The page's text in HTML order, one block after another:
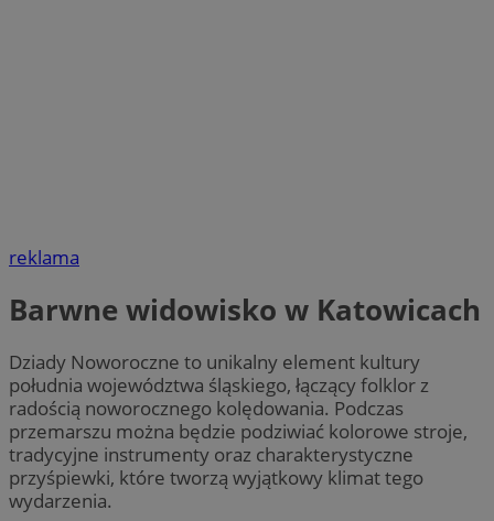
reklama
Barwne widowisko w Katowicach
Dziady Noworoczne to unikalny element kultury
południa województwa śląskiego, łączący folklor z
radością noworocznego kolędowania. Podczas
przemarszu można będzie podziwiać kolorowe stroje,
tradycyjne instrumenty oraz charakterystyczne
przyśpiewki, które tworzą wyjątkowy klimat tego
wydarzenia.